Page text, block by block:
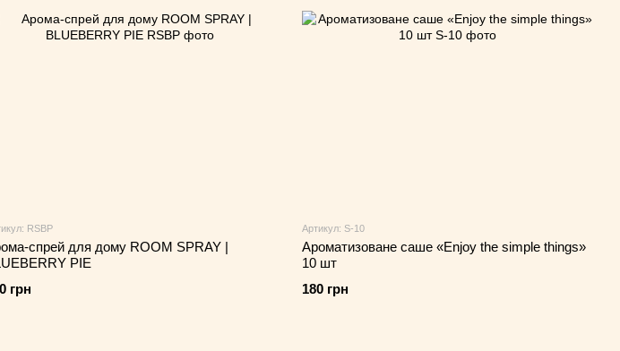
RSBP
спрей для дому ROOM SPRAY |
PIE
грн
Артикул: S-10
Ароматизоване саше «Enjoy the simple things»
10 шт
180 грн